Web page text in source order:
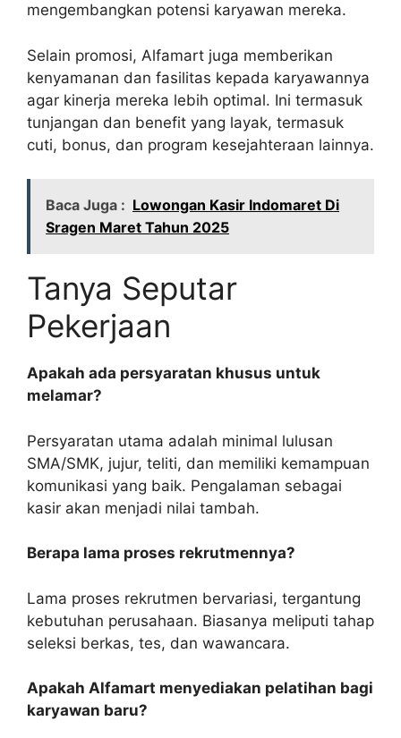
mengembangkan potensi karyawan mereka.
Selain promosi, Alfamart juga memberikan
kenyamanan dan fasilitas kepada karyawannya
agar kinerja mereka lebih optimal. Ini termasuk
tunjangan dan benefit yang layak, termasuk
cuti, bonus, dan program kesejahteraan lainnya.
Baca Juga : Lowongan Kasir Indomaret Di
Sragen Maret Tahun 2025
Tanya Seputar
Pekerjaan
Apakah ada persyaratan khusus untuk
melamar?
Persyaratan utama adalah minimal lulusan
SMA/SMK, jujur, teliti, dan memiliki kemampuan
komunikasi yang baik. Pengalaman sebagai
kasir akan menjadi nilai tambah.
Berapa lama proses rekrutmennya?
Lama proses rekrutmen bervariasi, tergantung
kebutuhan perusahaan. Biasanya meliputi tahap
seleksi berkas, tes, dan wawancara.
Apakah Alfamart menyediakan pelatihan bagi
karyawan baru?